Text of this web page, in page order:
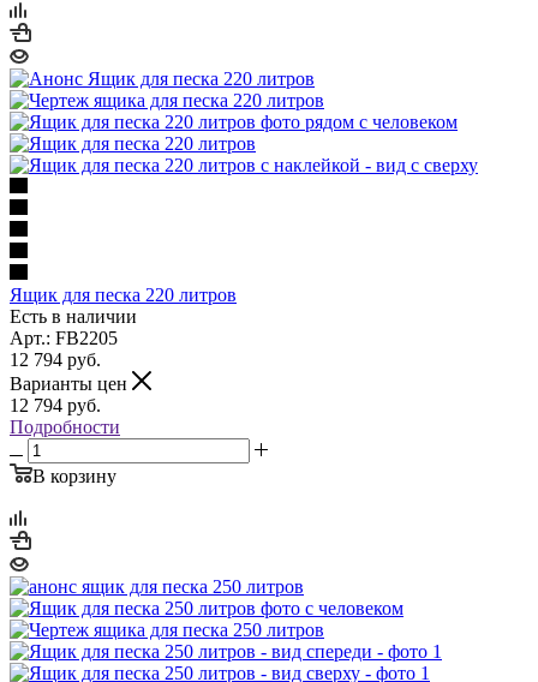
Ящик для песка 220 литров
Есть в наличии
Арт.: FB2205
12 794 руб.
Варианты цен
12 794 руб.
Подробности
В корзину